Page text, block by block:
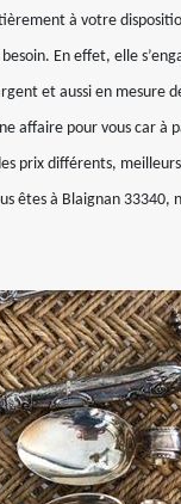
à votre
En effet, elle
et aussi en mesure
affaire pour vous car à
prix différents,
êtes à Blaignan 33340,